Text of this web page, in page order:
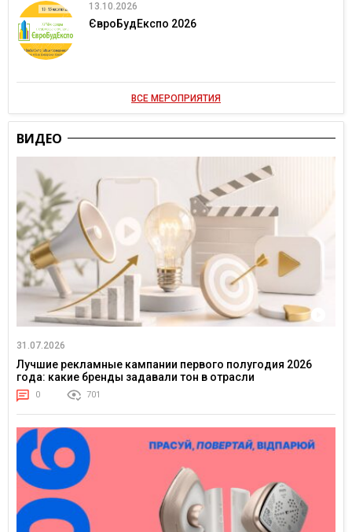
13.10.2026
ЄвроБудЕкспо 2026
ВСЕ МЕРОПРИЯТИЯ
ВИДЕО
31.07.2026
Лучшие рекламные кампании первого полугодия 2026
года: какие бренды задавали тон в отрасли
0 701